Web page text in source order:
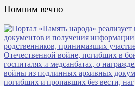
Помним вечно